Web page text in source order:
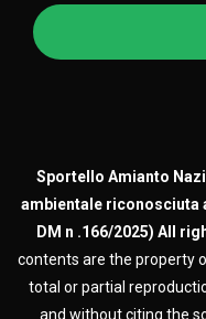
Sportello Amianto
ambientale riconosciuta
DM n .166/2025) All
contents are the property
total or partial
and without citing the